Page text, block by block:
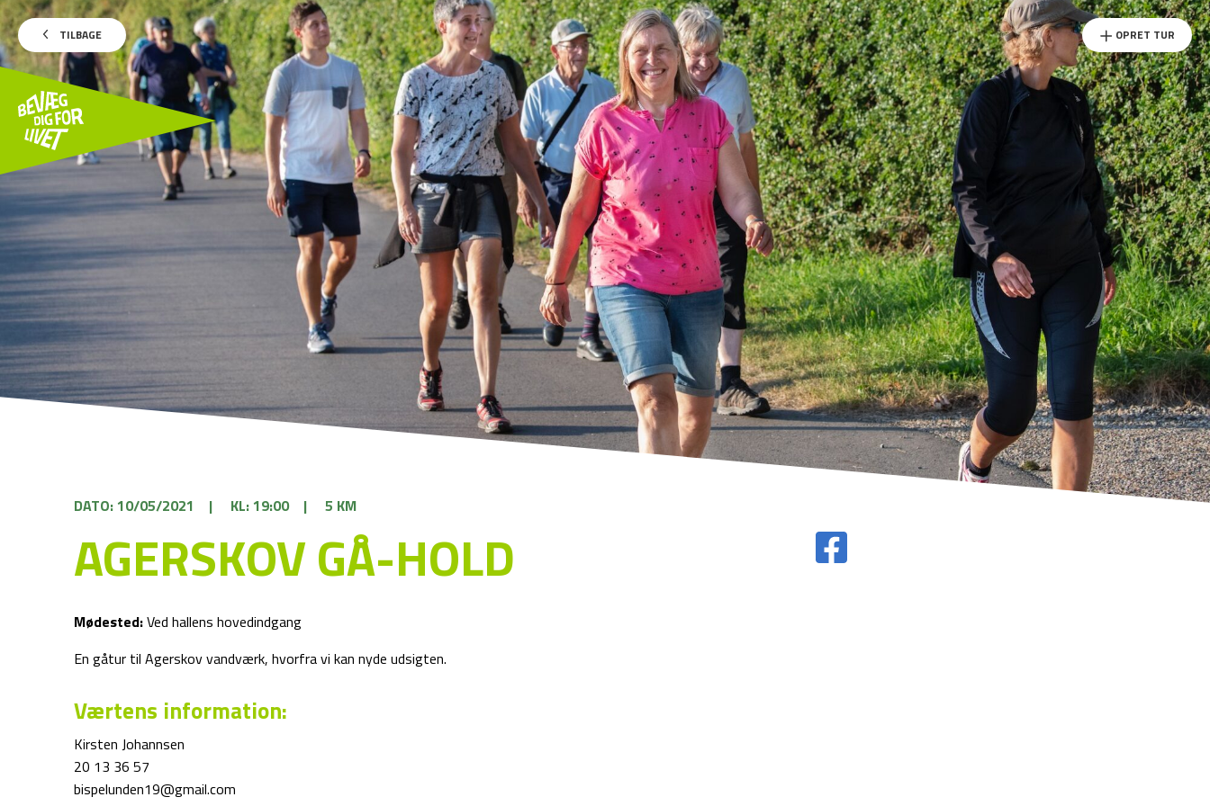
TILBAGE OPRET TUR
DATO: 10/05/2021 | KL: 19:00 | 5 KM
AGERSKOV GÅ-HOLD
Mødested:Ved hallens hovedindgang
En gåtur til Agerskov vandværk, hvorfra vi kan nyde udsigten.
Værtens information:
Kirsten Johannsen
20 13 36 57
bispelunden19@gmail.com